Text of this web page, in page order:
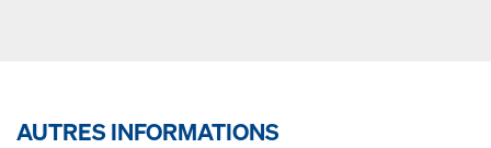
AUTRES INFORMATIONS